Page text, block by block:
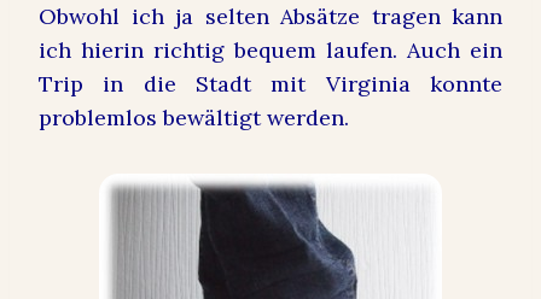
Obwohl ich ja selten Absätze tragen kann
ich hierin richtig bequem laufen. Auch ein
Trip in die Stadt mit Virginia konnte
problemlos bewältigt werden.